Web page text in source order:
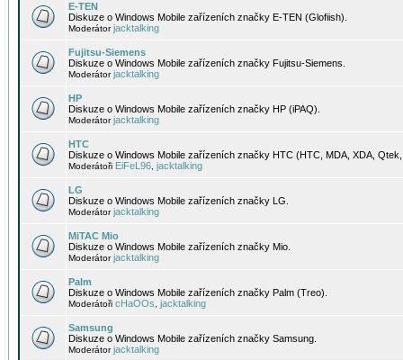
E-TEN
Diskuze o Windows Mobile zařízeních značky E-TEN (Glofiish).
Moderátorjacktalking
Fujitsu-Siemens
Diskuze o Windows Mobile zařízeních značky Fujitsu-Siemens.
Moderátorjacktalking
HP
Diskuze o Windows Mobile zařízeních značky HP (iPAQ).
Moderátorjacktalking
HTC
Diskuze o Windows Mobile zařízeních značky HTC (HTC, MDA, XDA,
Moderátoři EiFeL96 jacktalking
LG
Diskuze o Windows Mobile zařízeních značky LG.
Moderátorjacktalking
MiTAC Mio
Diskuze o Windows Mobile zařízeních značky Mio.
Moderátorjacktalking
Palm
Diskuze o Windows Mobile zařízeních značky Palm (Treo).
Moderátoři cHaOOs jacktalking
Samsung
Diskuze o Windows Mobile zařízeních značky Samsung.
Moderátorjacktalking